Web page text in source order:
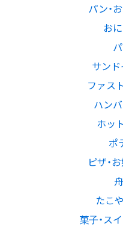
パン・
おに
サンド
ファス
ハンバ
ホッ
ポ
ピザ・
たこ
菓子・ス